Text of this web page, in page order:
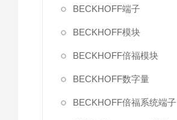
BECKHOFF端子
BECKHOFF模块
BECKHOFF倍福模块
BECKHOFF数字量
BECKHOFF倍福系统端子